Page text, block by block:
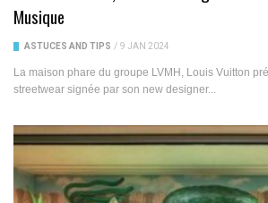
Musique
ASTUCES AND TIPS / 9 JAN 2024
La maison phare du groupe LVMH, Louis Vuitton
streetwear signée par son new designer...